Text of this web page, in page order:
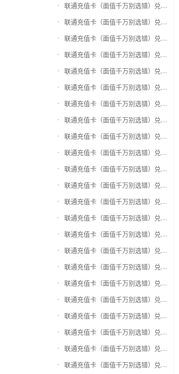
联通充值卡（面值千万别选错）兑换盛大一卡通
联通充值卡（面值千万别选错）兑换网易一卡通
联通充值卡（面值千万别选错）兑换天宏一卡通（易冲天宏卡）
联通充值卡（面值千万别选错）兑换巨人一卡通(征途卡)
联通充值卡（面值千万别选错）兑换美团礼品卡
联通充值卡（面值千万别选错）兑换(百联卡)联华ok卡
联通充值卡（面值千万别选错）兑换资和信
联通充值卡（面值千万别选错）兑换沃尔玛购物卡
联通充值卡（面值千万别选错）兑换和信通
联通充值卡（面值千万别选错）兑换拉卡拉沃尔玛
联通充值卡（面值千万别选错）兑换携程任我游
联通充值卡（面值千万别选错）兑换中银通支付(银联购物卡)
联通充值卡（面值千万别选错）兑换瑞祥商联卡
联通充值卡（面值千万别选错）兑换家乐福超市卡
联通充值卡（面值千万别选错）兑换Q币卡
联通充值卡（面值千万别选错）兑换联通积分Q币
联通充值卡（面值千万别选错）兑换完美一卡通
联通充值卡（面值千万别选错）兑换久游一卡通
联通充值卡（面值千万别选错）兑换搜狐一卡通
联通充值卡（面值千万别选错）兑换中国区苹果充值卡
联通充值卡（面值千万别选错）兑换账号内Q币寄售（维护中）
联通充值卡（面值千万别选错）兑换唯品会礼品卡(唯品卡)
联通充值卡（面值千万别选错）兑换万商卡